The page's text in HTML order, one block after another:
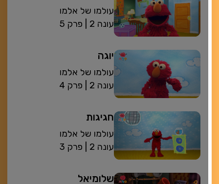
עולמו של אלמו
פרק 5
| עונה 2
יוגה
עולמו של אלמו
פרק 4
| עונה 2
חגיגות
עולמו של אלמו
פרק 3
| עונה 2
שלומיאל